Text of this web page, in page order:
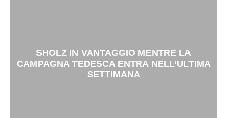
SHOLZ IN VANTAGGIO MENTRE LA
CAMPAGNA TEDESCA ENTRA NELL’ULTIMA
SETTIMANA